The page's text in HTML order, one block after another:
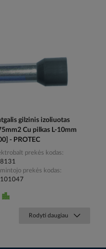
gilzinis izoliuotas
Cu pilkas L-10mm
- PROTEC
prekės kodas
prekės kodas
Rodyti daugiau